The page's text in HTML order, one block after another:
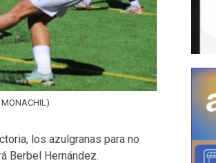
los azulgranas para no
Berbel Hernández.